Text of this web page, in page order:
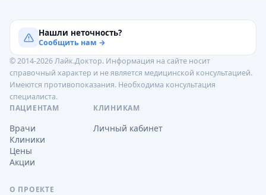
Нашли неточность?
Сообщить нам →
© 2014-2026 Лайк.Доктор. Информация на сайте носит
справочный характер и не является медицинской консультацией.
Имеются противопоказания. Необходима консультация
специалиста.
ПАЦИЕНТАМ
Врачи
Клиники
Цены
Акции
КЛИНИКАМ
Личный кабинет
О ПРОЕКТЕ